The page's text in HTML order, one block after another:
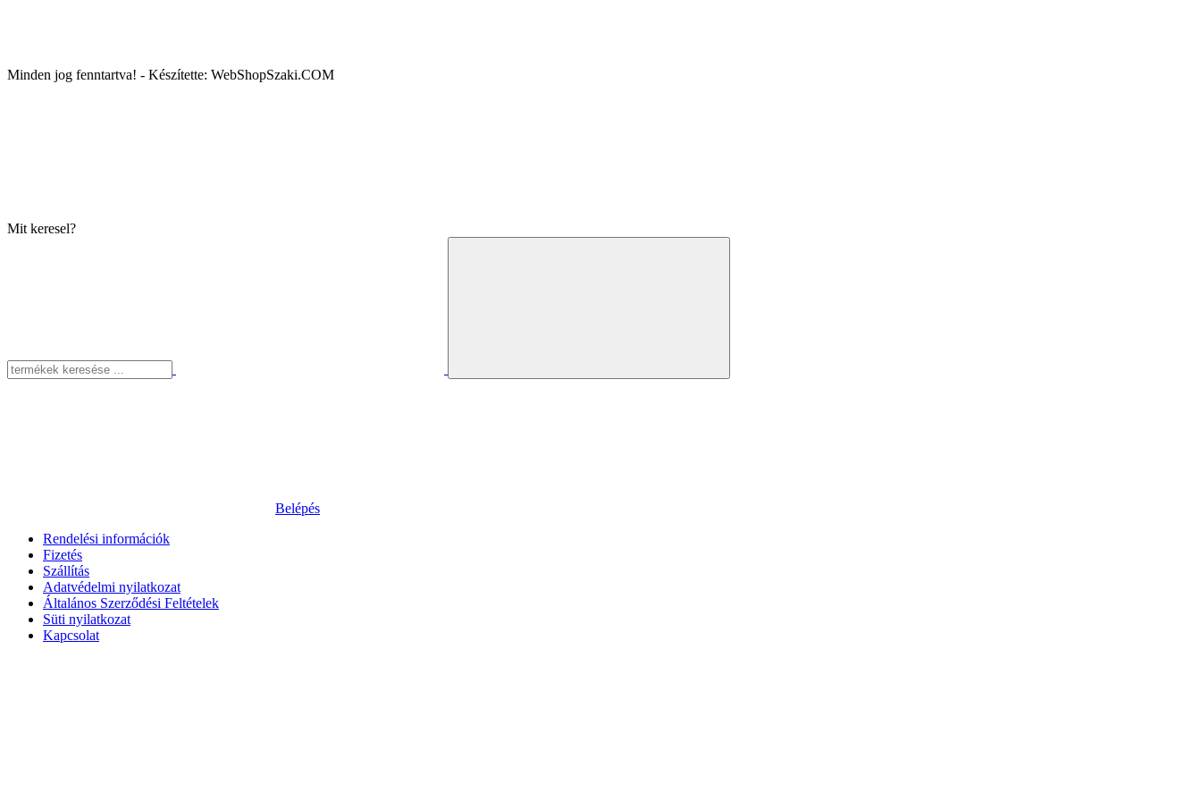
Minden jog fenntartva! - Készítette: WebShopSzaki.COM
Mit keresel?
Belépés
Rendelési információk
Fizetés
Szállítás
Adatvédelmi nyilatkozat
Általános Szerződési Feltételek
Süti nyilatkozat
Kapcsolat